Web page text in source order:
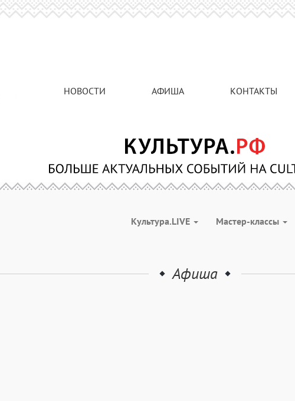
НОВОСТИ АФИША КОНТАКТЫ
Культура.LIVE Мастер-классы
Афиша